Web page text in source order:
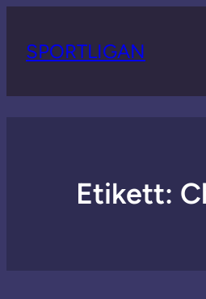
SPORTLIGAN
Etikett: